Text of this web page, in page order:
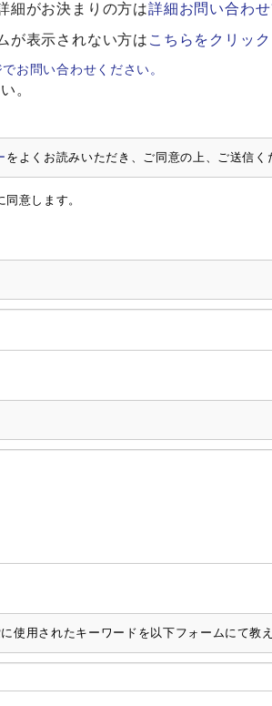
細がお決まりの方は詳細お問い合わ
が表示されない方は こちらをクリック
お問い合わせください。
。
をよくお読みいただき、ご同意の上、ご送信く
意します。
使用されたキーワードを以下フォームにて教